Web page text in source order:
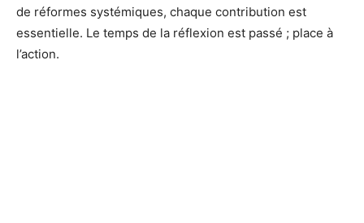
de réformes systémiques, chaque contribution est
essentielle. Le temps de la réflexion est passé ; place à
l’action.